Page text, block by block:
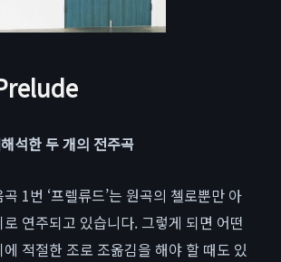
석한 두 개의 전주곡
1번 ‘프렐류드’는 원곡의 첼로뿐만 아
연주되고 있습니다. 그렇게 되면 어떤
적절한 조로 조옮김을 해야 할 때도 있